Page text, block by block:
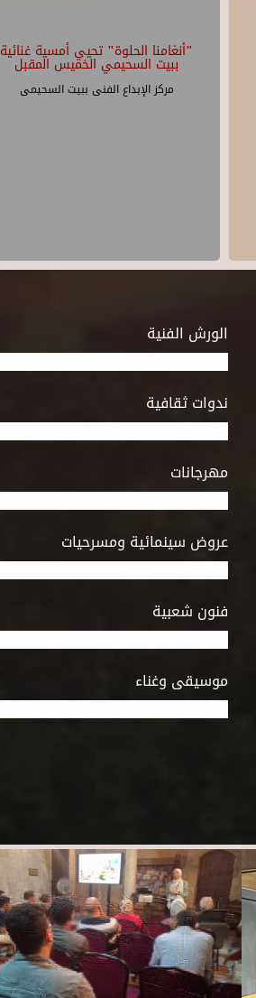
"أنغامنا الحلوة" تحيي أمسية غنائية
ببيت السحيمي الخميس المقبل
مركز الإبداع الفنى ببيت السحيمى
الورش الفنية
ندوات ثقافية
مهرجانات
عروض سينمائية ومسرحيات
فنون شعبية
موسيقى وغناء